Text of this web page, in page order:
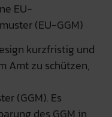
EU-
(EU-GGM)
kurzfristig und
Amt zu schützen,
(GGM). Es
des GGM in